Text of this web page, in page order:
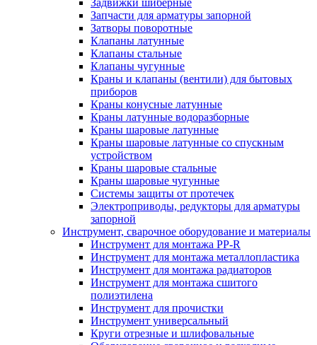
Задвижки шиберные
Запчасти для арматуры запорной
Затворы поворотные
Клапаны латунные
Клапаны стальные
Клапаны чугунные
Краны и клапаны (вентили) для бытовых
приборов
Краны конусные латунные
Краны латунные водоразборные
Краны шаровые латунные
Краны шаровые латунные со спускным
устройством
Краны шаровые стальные
Краны шаровые чугунные
Системы защиты от протечек
Электроприводы, редукторы для арматуры
запорной
Инструмент, сварочное оборудование и материалы
Инструмент для монтажа PP-R
Инструмент для монтажа металлопластика
Инструмент для монтажа радиаторов
Инструмент для монтажа сшитого
полиэтилена
Инструмент для прочистки
Инструмент универсальный
Круги отрезные и шлифовальные